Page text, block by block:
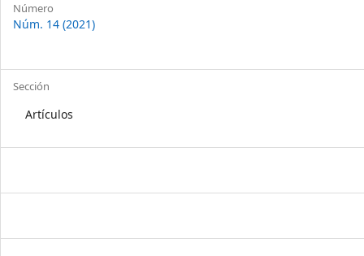
Número
Núm. 14 (2021)
Sección
Artículos